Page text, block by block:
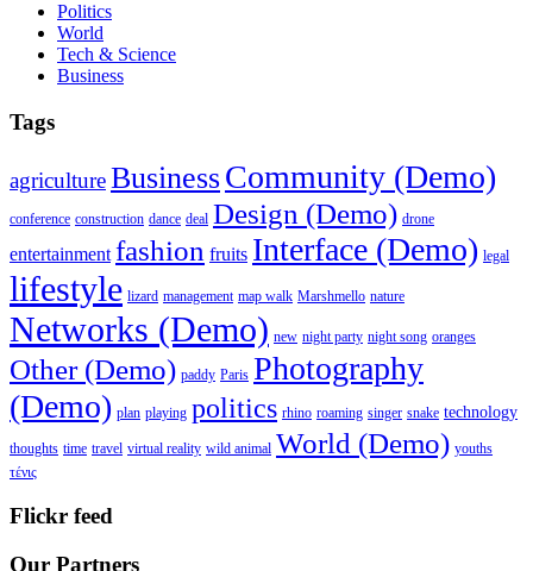
Politics
World
Tech & Science
Business
Tags
agricultureBusinessCommunity (Demo)
conference construction dance deal Design (Demo) drone
entertainment fashion fruits Interface (Demo) legal
lifestyle lizard management map walk Marshmello nature
Networks (Demo) new night party night song oranges
Other (Demo) paddy Paris Photography
(Demo) plan playing politics rhino roaming singer snake technology
thoughts time travel virtual reality wild animal World (Demo) youths
τένις
Flickr feed
Our Partners